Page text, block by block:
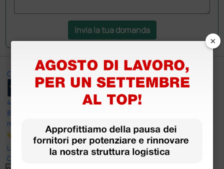
Invia la tua domanda
Ottimo
4,6
8.330
recensioni
Le nostre recensioni a 4 e 5 stelle.
Clicca qui per leggerle tutte >
×